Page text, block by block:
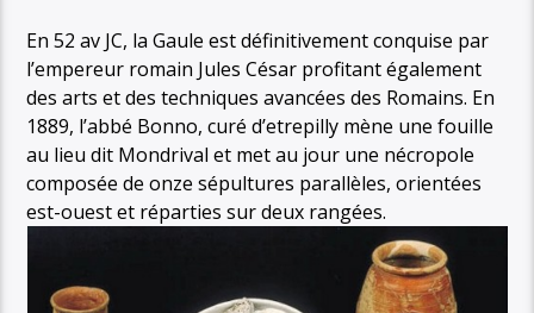
En 52 av JC, la Gaule est définitivement conquise par
l’empereur romain Jules César profitant également
des arts et des techniques avancées des Romains. En
1889, l’abbé Bonno, curé d’etrepilly mène une fouille
au lieu dit Mondrival et met au jour une nécropole
composée de onze sépultures parallèles, orientées
est-ouest et réparties sur deux rangées.